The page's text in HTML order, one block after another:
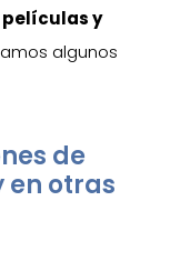
películas y
algunos
de
en otras